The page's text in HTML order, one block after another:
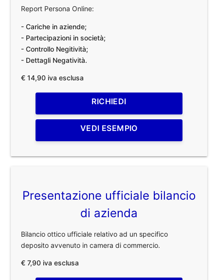
Report Persona Online:
- Cariche in aziende;
- Partecipazioni in società;
- Controllo Negitività;
- Dettagli Negatività.
€ 14,90 iva esclusa
RICHIEDI
VEDI ESEMPIO
Presentazione ufficiale bilancio
di azienda
Bilancio ottico ufficiale relativo ad un specifico
deposito avvenuto in camera di commercio.
€ 7,90 iva esclusa